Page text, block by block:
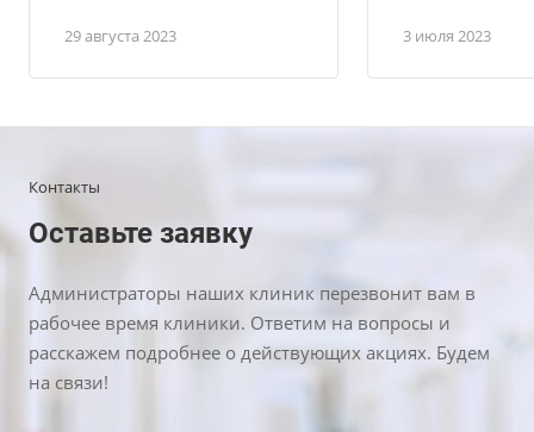
29 августа 2023 3 июля 2023
Контакты
Оставьте заявку
Администраторы наших клиник перезвонит вам в
рабочее время клиники. Ответим на вопросы и
расскажем подробнее о действующих акциях. Будем
на связи!